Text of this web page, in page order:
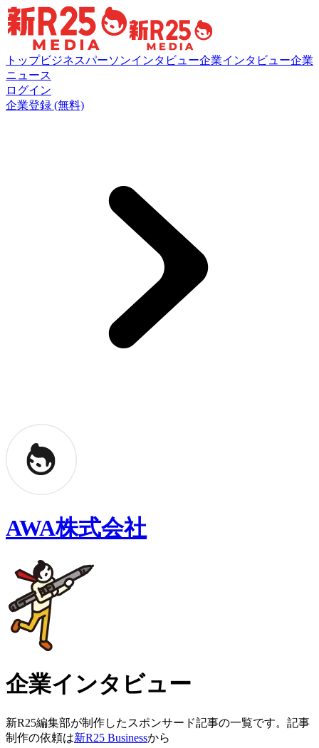
トップビジネスパーソンインタビュー企業インタビュー企業
ニュース
ログイン
企業登録 (無料)
AWA株式会社
企業インタビュー
新R25編集部が制作したスポンサード記事の一覧です。記事
制作の依頼は新R25 Businessから